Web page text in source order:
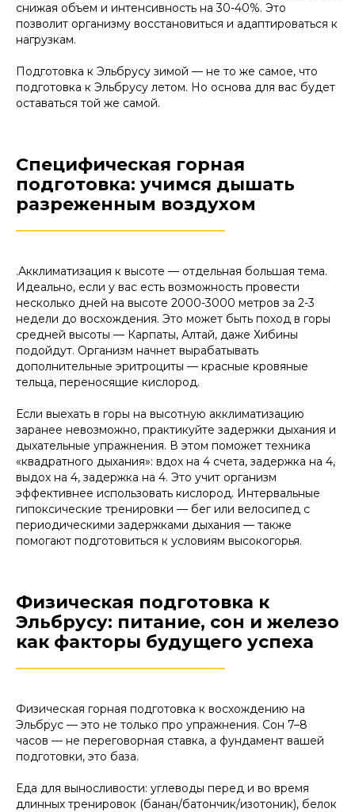
снижая объем и интенсивность на 30-40%. Это
позволит организму восстановиться и адаптироваться к
нагрузкам.
Подготовка к Эльбрусу зимой — не то же самое, что
подготовка к Эльбрусу летом. Но основа для вас будет
оставаться той же самой.
Специфическая горная
подготовка: учимся дышать
разреженным воздухом
.Акклиматизация к высоте — отдельная большая тема.
Идеально, если у вас есть возможность провести
несколько дней на высоте 2000-3000 метров за 2-3
недели до восхождения. Это может быть поход в горы
средней высоты — Карпаты, Алтай, даже Хибины
подойдут. Организм начнет вырабатывать
дополнительные эритроциты — красные кровяные
тельца, переносящие кислород.
Если выехать в горы на высотную акклиматизацию
заранее невозможно, практикуйте задержки дыхания и
дыхательные упражнения. В этом поможет техника
«квадратного дыхания»: вдох на 4 счета, задержка на 4,
выдох на 4, задержка на 4. Это учит организм
эффективнее использовать кислород. Интервальные
гипоксические тренировки — бег или велосипед с
периодическими задержками дыхания — также
помогают подготовиться к условиям высокогорья.
Физическая подготовка к
Эльбрусу: питание, сон и железо
как факторы будущего успеха
Физическая горная подготовка к восхождению на
Эльбрус — это не только про упражнения. Сон 7–8
часов — не переговорная ставка, а фундамент вашей
подготовки, это база.
Еда для выносливости: углеводы перед и во время
длинных тренировок (банан/батончик/изотоник), белок